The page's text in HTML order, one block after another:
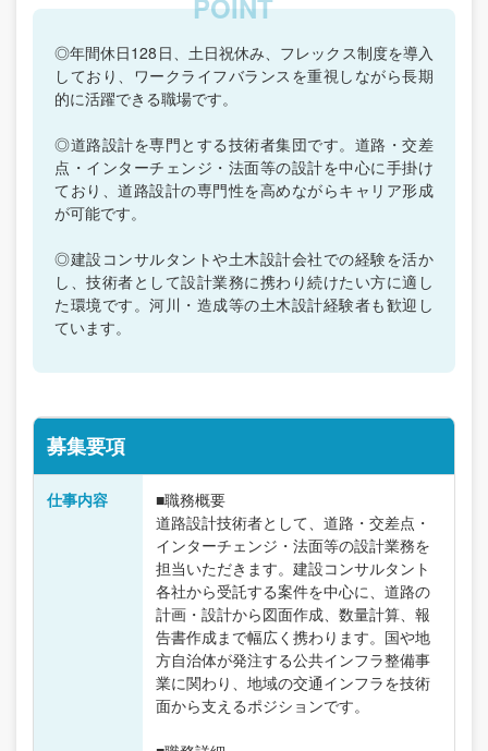
◎年間休日128日、土日祝休み、フレックス制度を導入
しており、ワークライフバランスを重視しながら長期
的に活躍できる職場です。
◎道路設計を専門とする技術者集団です。道路・交差
点・インターチェンジ・法面等の設計を中心に手掛け
ており、道路設計の専門性を高めながらキャリア形成
が可能です。
◎建設コンサルタントや土木設計会社での経験を活か
し、技術者として設計業務に携わり続けたい方に適し
た環境です。河川・造成等の土木設計経験者も歓迎し
ています。
募集要項
仕事内容
■職務概要
道路設計技術者として、道路・交差点・
インターチェンジ・法面等の設計業務を
担当いただきます。建設コンサルタント
各社から受託する案件を中心に、道路の
計画・設計から図面作成、数量計算、報
告書作成まで幅広く携わります。国や地
方自治体が発注する公共インフラ整備事
業に関わり、地域の交通インフラを技術
面から支えるポジションです。